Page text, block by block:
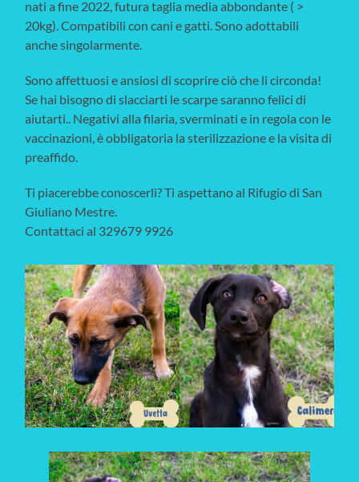
nati a fine 2022, futura taglia media abbondante ( >
20kg). Compatibili con cani e gatti. Sono adottabili
anche singolarmente.
Sono affettuosi e ansiosi di scoprire ciò che li circonda!
Se hai bisogno di slacciarti le scarpe saranno felici di
aiutarti.. Negativi alla filaria, sverminati e in regola con le
vaccinazioni, è obbligatoria la sterilizzazione e la visita di
preaffido.
Ti piacerebbe conoscerli? Ti aspettano al Rifugio di San
Giuliano Mestre.
Contattaci al 329679 9926